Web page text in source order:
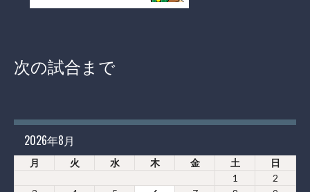
次の試合まで
2026年8月
月 火 水 木 金 土
日
1
2